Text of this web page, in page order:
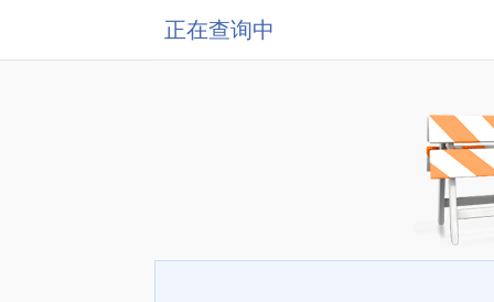
正在查询中